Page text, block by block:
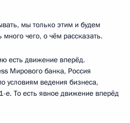
мы только этим и будем
чего, о чём рассказать.
есть движение вперёд.
Мирового банка, Россия
условиям ведения бизнеса,
е. То есть явное движение вперёд